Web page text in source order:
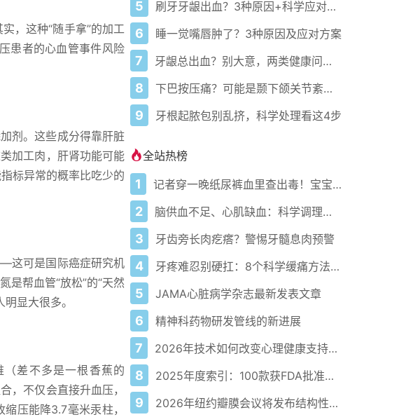
，这种“随手拿”的加工
患者的心血管事件风险
剂。这些成分得靠肝脏
加工肉，肝肾功能可能
标异常的概率比吃少的
这可是国际癌症研究机
是帮血管“放松”的“天然
显大很多。
差不多是一根香蕉的
，不仅会直接升血压，
压能降3.7毫米汞柱，
5 刷牙牙龈出血？3种原因+科学应对指南
6 睡一觉嘴唇肿了？3种原因及应对方案
7 牙龈总出血？别大意，两类健康问题预警
8 下巴按压痛？可能是颞下颌关节紊乱病
9 牙根起脓包别乱挤，科学处理看这4步
全站热榜
1 记者穿一晚纸尿裤血里查出毒！宝宝血液浓度竟是成人的5倍？
2 脑供血不足、心肌缺血：科学调理全攻略
3 牙齿旁长肉疙瘩？警惕牙髓息肉预警
4 牙疼难忍别硬扛：8个科学缓痛方法收好
5 JAMA心脏病学杂志最新发表文章
6 精神科药物研发管线的新进展
7 2026年技术如何改变心理健康支持的获取方式
8 2025年度索引：100款获FDA批准的AI驱动医疗设备
9 2026年纽约瓣膜会议将发布结构性心脏病最新研究成果